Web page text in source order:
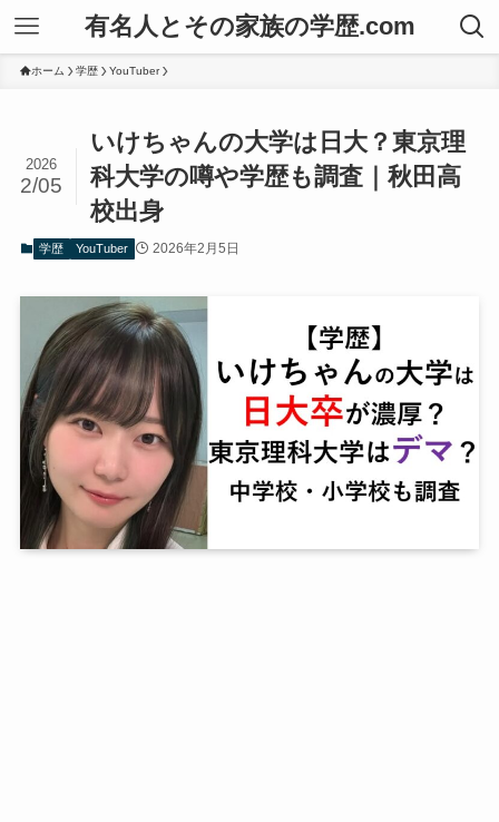
有名人とその家族の学歴.com
ホーム 学歴 YouTuber
いけちゃんの大学は日大？東京理
科大学の噂や学歴も調査｜秋田高
校出身
2026
2/05
学歴 YouTuber 2026年2月5日